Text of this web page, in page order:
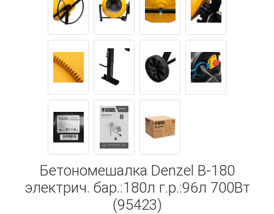
Бетономешалка Denzel B-180
электрич. бар.:180л г.р.:96л 700Вт
(95423)